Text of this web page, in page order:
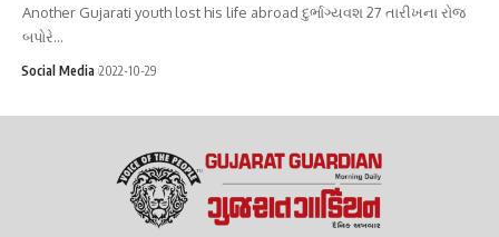
Another Gujarati youth lost his life abroad દુર્ભાગ્યવશ 27 તારીખના રોજ
બપોરે…
Social Media 2022-10-29